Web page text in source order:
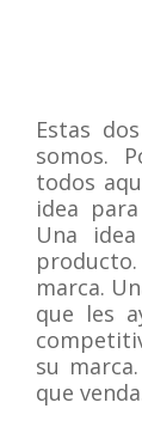
Estas
somos.
todos
idea
Una
marca.
que les
su
que